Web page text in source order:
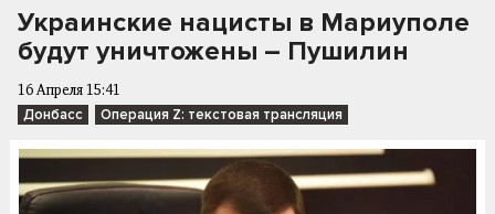
Украинские нацисты в Мариуполе
будут уничтожены – Пушилин
16 Апреля 15:41
Донбасс Операция Z: текстовая трансляция